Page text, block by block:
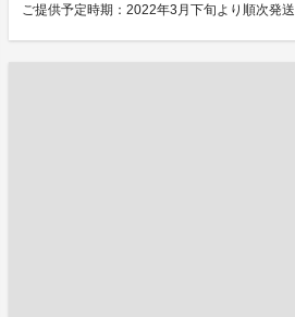
ご提供予定時期：2022年3月下旬より順次発送